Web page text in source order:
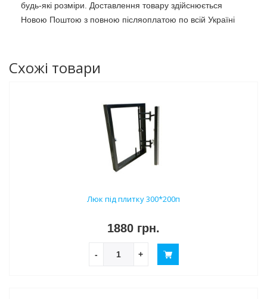
будь-які розміри. Доставлення товару здійснюється
Новою Поштою з повною післяоплатою по всій Україні
Схожі товари
Люк під плитку 300*200п
1880 грн.
- +